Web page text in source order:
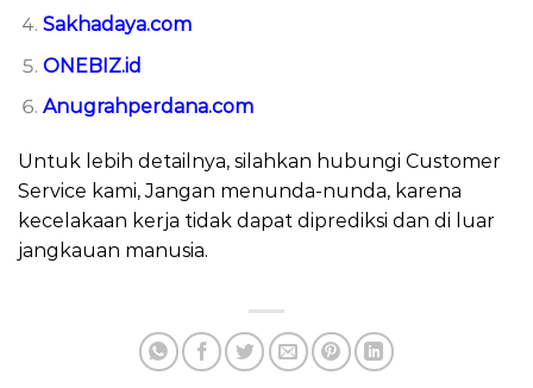
Sakhadaya.com
ONEBIZ.id
Anugrahperdana.com
Untuk lebih detailnya, silahkan hubungi Customer
Service kami, Jangan menunda-nunda, karena
kecelakaan kerja tidak dapat diprediksi dan di luar
jangkauan manusia.